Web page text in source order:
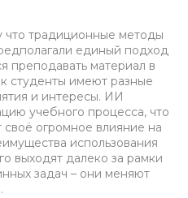
традиционные методы
единый подход
преподавать материал в
студенты имеют разные
и интересы. ИИ
учебного процесса, что
огромное влияние на
использования
выходят далеко за рамки
задач – они меняют